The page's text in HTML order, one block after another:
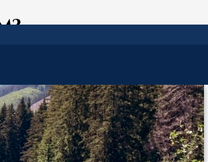
společné chvíle v přírodě přímo ze dveří vašeho pokoje.